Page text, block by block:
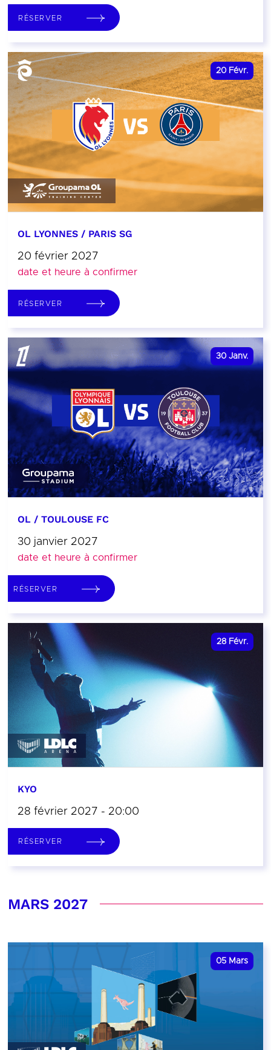
RÉSERVER
20 Févr.
OL LYONNES / PARIS SG
20 février 2027
date et heure à confirmer
RÉSERVER
30 Janv.
OL / TOULOUSE FC
30 janvier 2027
date et heure à confirmer
RÉSERVER
28 Févr.
KYO
28 février 2027 - 20:00
RÉSERVER
MARS 2027
05 Mars